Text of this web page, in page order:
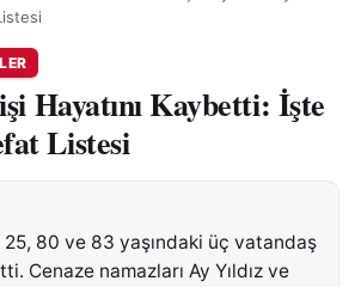
Hayatını Kaybetti: İşte
Listesi
25, 80 ve 83 yaşındaki üç vatandaş
Cenaze namazları Ay Yıldız ve